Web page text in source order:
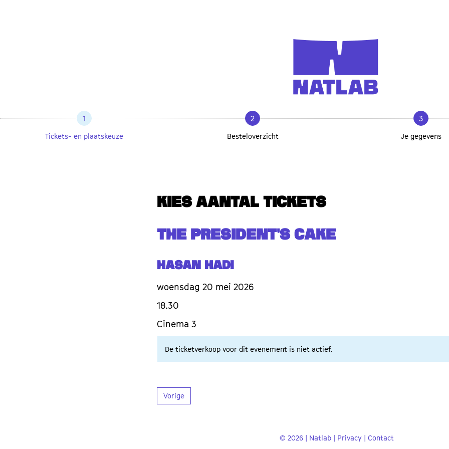
1
Tickets- en plaatskeuze
2
Besteloverzicht
3
Je gegevens
KIES AANTAL TICKETS
THE PRESIDENT'S CAKE
Hasan Hadi
woensdag 20 mei 2026
18.30
Cinema 3
De ticketverkoop voor dit evenement is niet actief.
Vorige
© 2026 | Natlab | Privacy | Contact